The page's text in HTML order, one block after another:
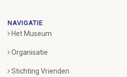
NAVIGATIE
Het Museum
Organisatie
Stichting Vrienden